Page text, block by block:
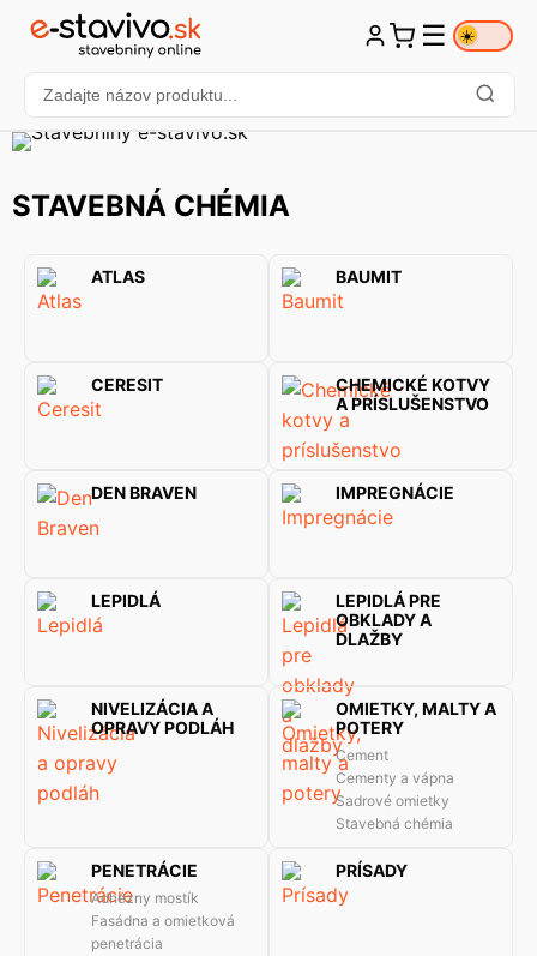
☰ ☀️
STAVEBNÁ CHÉMIA
ATLAS BAUMIT
CERESIT
CHEMICKÉ KOTVY
A PRÍSLUŠENSTVO
DEN BRAVEN IMPREGNÁCIE
LEPIDLÁ
LEPIDLÁ PRE
OBKLADY A
DLAŽBY
NIVELIZÁCIA A
OPRAVY PODLÁH
OMIETKY, MALTY A
POTERY
Cement
Cementy a vápna
Sadrové omietky
Stavebná chémia
PENETRÁCIE
Adhézny mostík
Fasádna a omietková
penetrácia
PRÍSADY